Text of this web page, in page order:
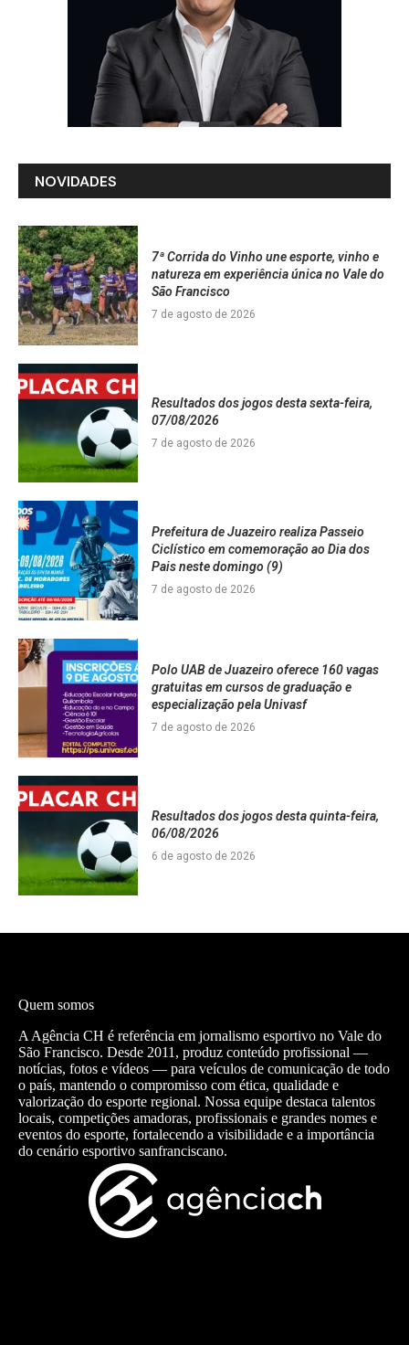
NOVIDADES
7ª Corrida do Vinho une esporte, vinho e
natureza em experiência única no Vale do
São Francisco
7 de agosto de 2026
Resultados dos jogos desta sexta-feira,
07/08/2026
7 de agosto de 2026
Prefeitura de Juazeiro realiza Passeio
Ciclístico em comemoração ao Dia dos
Pais neste domingo (9)
7 de agosto de 2026
Polo UAB de Juazeiro oferece 160 vagas
gratuitas em cursos de graduação e
especialização pela Univasf
7 de agosto de 2026
Resultados dos jogos desta quinta-feira,
06/08/2026
6 de agosto de 2026
Quem somos
A Agência CH é referência em jornalismo esportivo no Vale do
São Francisco. Desde 2011, produz conteúdo profissional —
notícias, fotos e vídeos — para veículos de comunicação de todo
o país, mantendo o compromisso com ética, qualidade e
valorização do esporte regional. Nossa equipe destaca talentos
locais, competições amadoras, profissionais e grandes nomes e
eventos do esporte, fortalecendo a visibilidade e a importância
do cenário esportivo sanfranciscano.